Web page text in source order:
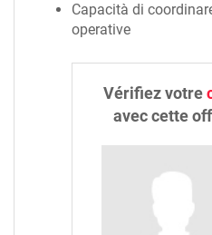
Capacità di
operative
Vérifiez votre
avec cette